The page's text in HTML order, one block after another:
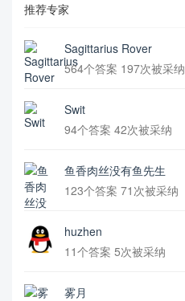
推荐专家
Sagittarius Rover
564个答案 197次被采纳
Swit
94个答案 42次被采纳
鱼香肉丝没有鱼先生
123个答案 71次被采纳
huzhen
11个答案 5次被采纳
雾月